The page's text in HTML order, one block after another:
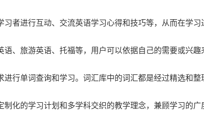
者进行互动、交流英语学习心得和技巧等，从而在学习
、旅游英语、托福等，用户可以依据自己的需要或兴趣
行单词查询和学习。词汇库中的词汇都是经过精选和整
化的学习计划和多学科交织的教学理念，兼顾学习的广